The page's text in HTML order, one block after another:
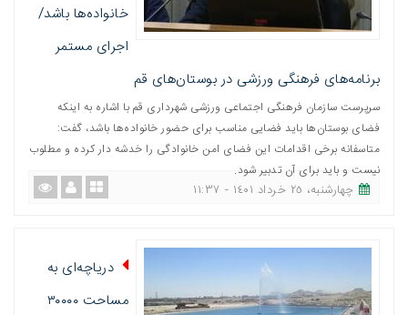
خانواده‌ها باشد/
اجرای مستمر
برنامه‌های فرهنگی ورزشی در بوستان‌های قم
سرپرست سازمان فرهنگی اجتماعی ورزشی شهرداری قم با اشاره به اینکه
فضای بوستان‌ها باید فضایی مناسب برای حضور خانواده‌ها باشد، گفت:
متاسفانه برخی اقدامات این فضای امن خانوادگی را خدشه دار کرده و مطلوب
نیست و باید برای آن تدبیر شود.
چهارشنبه، ٢٥ خرداد ١٤٠١ - ١١:٣٧
دریاچه‌ای به
مساحت ۳۰۰۰۰